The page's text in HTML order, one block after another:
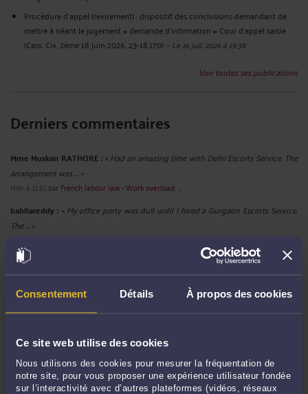
Consentement Détails À propos des cookies
Ce site web utilise des cookies
Nous utilisons des cookies pour mesurer la fréquentation de
notre site, pour vous proposer une expérience utilisateur fondée
sur l’interactivité avec d’autres plateformes (vidéos, réseaux
Procédure d’appel (revirement) : dispositif des conclusions demandant de
mettre à néant le jugement = demande d’infirmation = Cour d’appel saisie
(Cass. Civ. 2ème 18 juin 2026, 23-18.170).- Le 16 juil. 2026 à 19:38
Voir toutes ses publications
Derniers commentaires
Mme Muskan RATHORE :« Had an amazing time with Delhi Escorts Service. The
arrangement was ... »
Hier à 11:51 sur French labour law - Work overload: ...
babitareddy : « My office party was dull until I hired a Gurgaon Escorts Service.
The ... »
ruhi02 :
« Discover the charm of spending quality time with ... »
Le 10 juil. 2026 à 12:26surFrench labour law - Sexist ...
Mme Shalini SHALINIGUPTA : « We believe that everyone deserves to feel
cherished, even on ordinary ... »
comforting. Our ... »
Le 30 juin 2026 à 09:44surFrench labour law : Rupture ...